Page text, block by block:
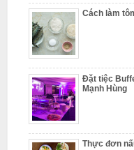
Cách làm
Đặt tiệc
Mạnh Hùng
Thực đơn